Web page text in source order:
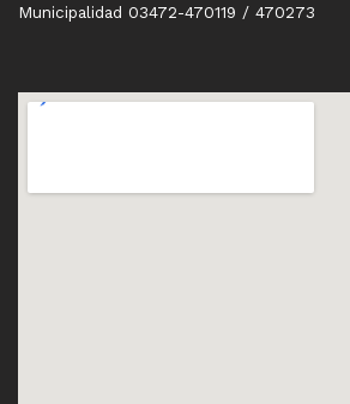
Municipalidad 03472-470119 / 470273